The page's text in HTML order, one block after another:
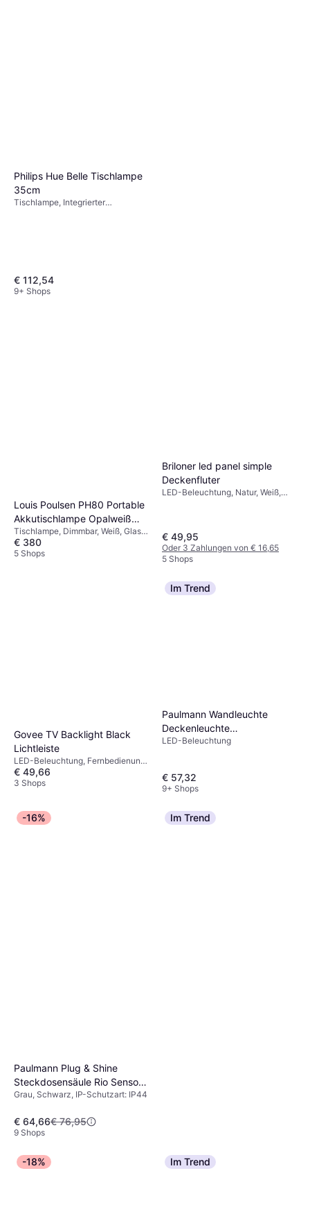
Philips Hue Belle Tischlampe
35cm
Tischlampe, Integrierter
€ 112,54
9+ Shops
Stehleuchte IDE-60080 Weiß
110 cm Bodenlampe
Dimmbar, LED-Beleuchtung, Weiß,
Kunststoff, IP-Schutzart: IP44
€ 64,99
Oder 3 Zahlungen von € 21,66
Louis Poulsen PH80 Portable
Akkutischlampe Opalweiß
IP44 Tischlampe
Tischlampe, Dimmbar, Weiß, Glas,
Aluminium, Kunststoff, IP-
Schutzart: IP44
€ 380
5 Shops
Briloner led panel simple
Deckenfluter
LED-Beleuchtung, Natur, Weiß,
€ 49,95
Oder 3 Zahlungen von € 16,65
5 Shops
Govee TV Backlight Black
Lichtleiste
LED-Beleuchtung, Fernbedienung,
Schwarz
€ 49,66
3 Shops
Im Trend
Paulmann Wandleuchte
Deckenleuchte
Lichtkanalsystem Linion
LED-Beleuchtung
€ 57,32
9+ Shops
-16%
Paulmann Plug & Shine
Steckdosensäule Rio Sensor
Pfostenlicht
Grau, Schwarz, IP-Schutzart: IP44
€ 64,66€ 76,95
9 Shops
Im Trend
-18% Im Trend